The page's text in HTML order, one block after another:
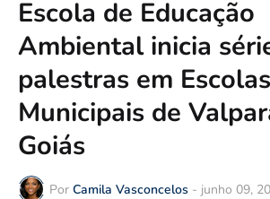
Escola de Educação
Ambiental inicia
palestras em Escolas
Municipais de
Goiás
Por Camila Vasconcelos - junho 09,